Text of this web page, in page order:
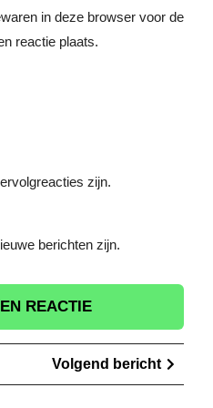
in deze browser voor de
reactie plaats.
zijn.
berichten zijn.
Volgend bericht
bericht